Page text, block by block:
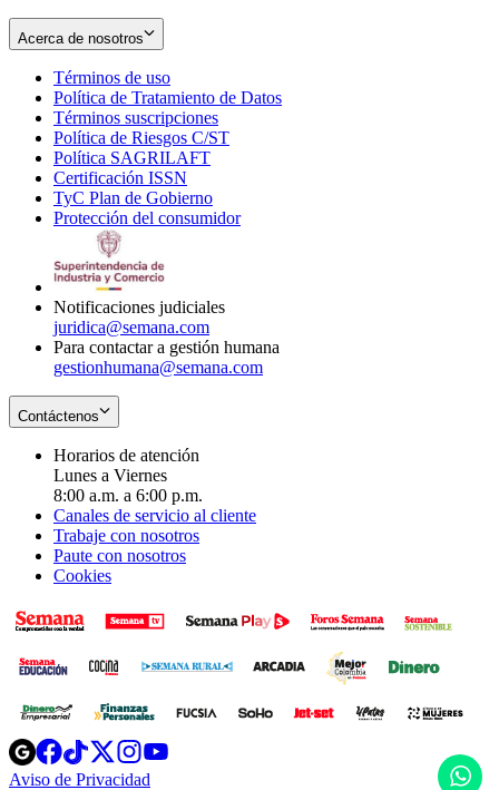
Acerca de nosotros
Términos de uso
in
new
window
Política de Tratamiento de Datos
Términos suscripciones
in
Política de Riesgos C/ST
Política SAGRILAFT
new
window
Certificación ISSN
in
new
TyC Plan de Gobierno
in
Protección del consumidorOpens
Notificaciones judiciales
juridica@semana.com
Para contactar a gestión humana
gestionhumana@semana.com
Contáctenos
Horarios de atención
Lunes a Viernes
8:00 a.m. a 6:00 p.m.
Canales de servicio al cliente
Trabaje con nosotros
Paute con nosotros
Cookies
Opens
in
Opens
in
Opens
in
Opens
Aviso de Privacidad